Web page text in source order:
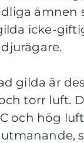
icke-
gilda är
torr luft.
och hög